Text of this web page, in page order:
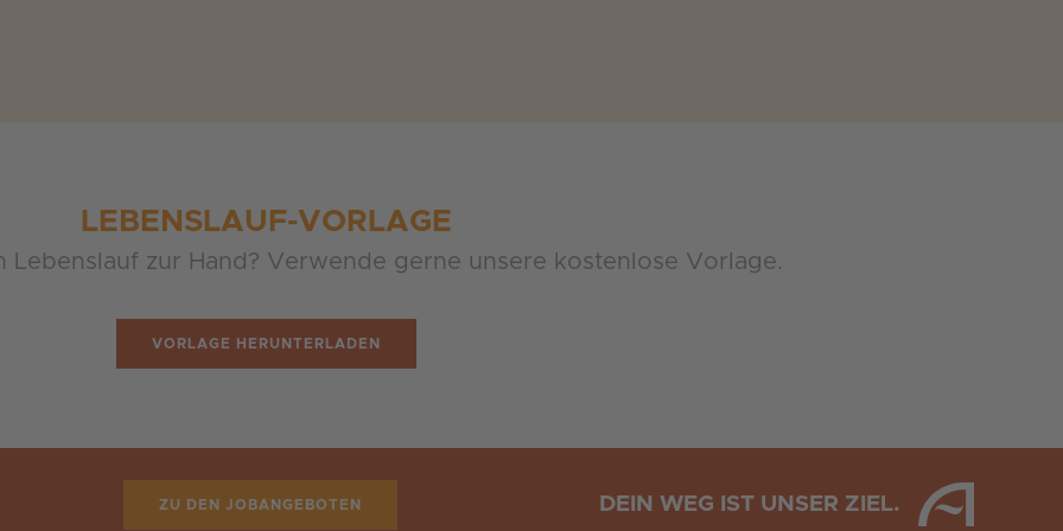
LEBENSLAUF-VORLAGE
Lebenslauf zur Hand? Verwende gerne unsere kostenlose Vorlage.
VORLAGE HERUNTERLADEN
ZU DEN JOBANGEBOTEN DEIN WEG IST UNSER ZIEL.